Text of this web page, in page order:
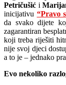
Petričušić i
inicijativu “Pravo
da svako dijete
zagarantiran
koji treba riješiti
nije svoj djeci
a to je – jednako
Evo nekoliko